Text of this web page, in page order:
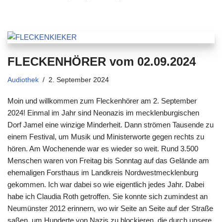
FLECKENHÖRER vom 02.09.2024
Audiothek 2. September 2024
Moin und willkommen zum Fleckenhörer am 2. September
2024! Einmal im Jahr sind Neonazis im mecklenburgischen
Dorf Jamel eine winzige Minderheit. Dann strömen Tausende zu
einem Festival, um Musik und Ministerworte gegen rechts zu
hören. Am Wochenende war es wieder so weit. Rund 3.500
Menschen waren von Freitag bis Sonntag auf das Gelände am
ehemaligen Forsthaus im Landkreis Nordwestmecklenburg
gekommen. Ich war dabei so wie eigentlich jedes Jahr. Dabei
habe ich Claudia Roth getroffen. Sie konnte sich zumindest an
Neumünster 2012 erinnern, wo wir Seite an Seite auf der Straße
saßen, um Hunderte von Nazis zu blockieren, die durch unsere